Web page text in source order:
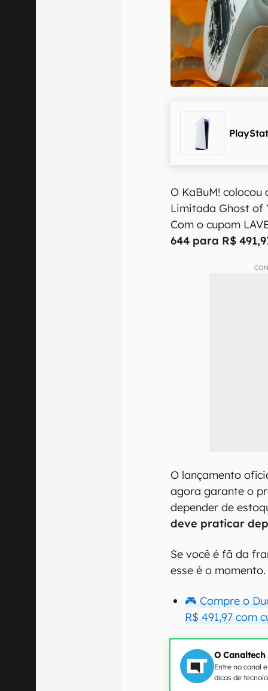
O KaBuM! colocou
Limitada Ghost of
Com o cupom
644 para R$
O lançamento
agora garante o
depender de
deve praticar
Se você é fã da
esse é o momento.
🎮 Compre o
R$ 491,97 com
O
Entre no canal
dicas de